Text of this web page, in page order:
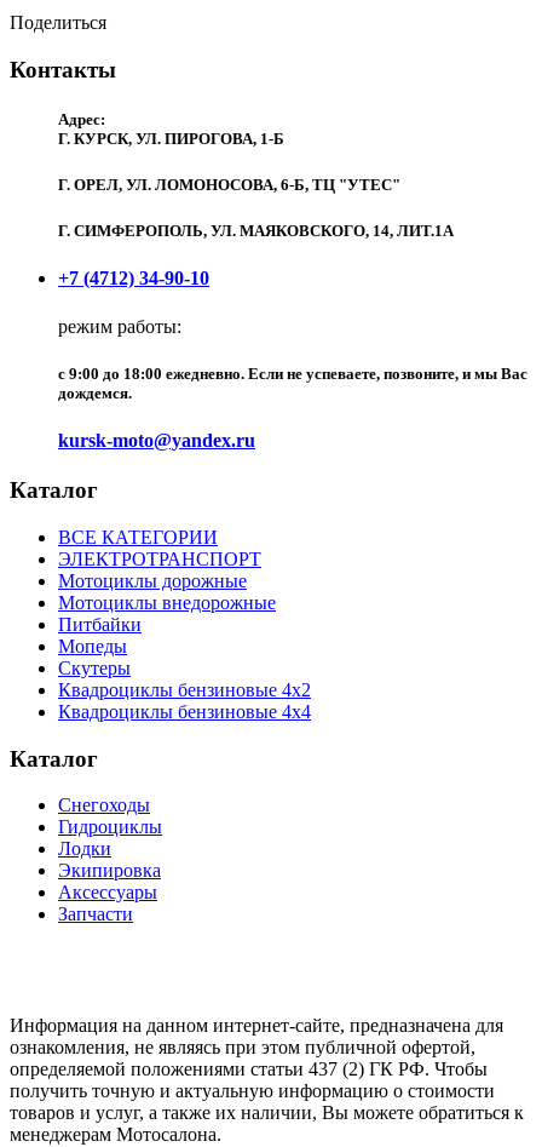
Поделиться
Контакты
Адрес:
Г. КУРСК, УЛ. ПИРОГОВА, 1-Б
Г. ОРЕЛ, УЛ. ЛОМОНОСОВА, 6-Б, ТЦ "УТЕС"
Г. СИМФЕРОПОЛЬ, УЛ. МАЯКОВСКОГО, 14, ЛИТ.1А
+7 (4712) 34-90-10
режим работы:
c 9:00 до 18:00 ежедневно. Если не успеваете, позвоните, и мы Вас
дождемся.
kursk-moto@yandex.ru
Каталог
ВСЕ КАТЕГОРИИ
ЭЛЕКТРОТРАНСПОРТ
Мотоциклы дорожные
Мотоциклы внедорожные
Питбайки
Мопеды
Скутеры
Квадроциклы бензиновые 4х2
Квадроциклы бензиновые 4х4
Каталог
Снегоходы
Гидроциклы
Лодки
Экипировка
Аксессуары
Запчасти
Информация на данном интернет-сайте, предназначена для
ознакомления, не являясь при этом публичной офертой,
определяемой положениями статьи 437 (2) ГК РФ. Чтобы
получить точную и актуальную информацию о стоимости
товаров и услуг, а также их наличии, Вы можете обратиться к
менеджерам Мотосалона.